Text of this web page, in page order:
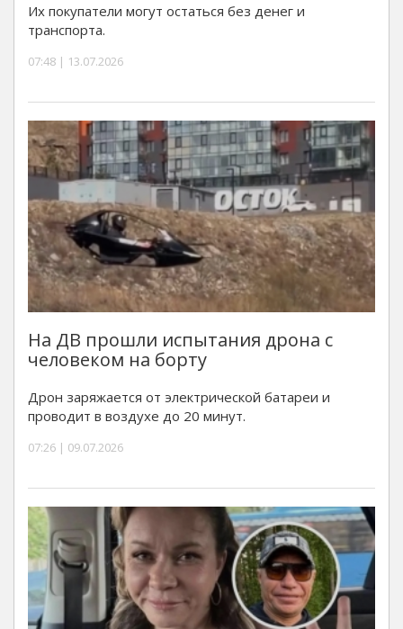
Их покупатели могут остаться без денег и
транспорта.
07:48 | 13.07.2026
На ДВ прошли испытания дрона с
человеком на борту
Дрон заряжается от электрической батареи и
проводит в воздухе до 20 минут.
07:26 | 09.07.2026